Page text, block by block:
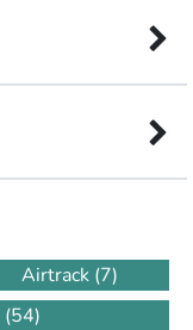
Airtrack (7)
(54)